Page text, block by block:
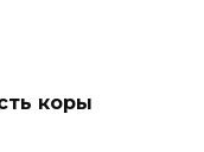
коры